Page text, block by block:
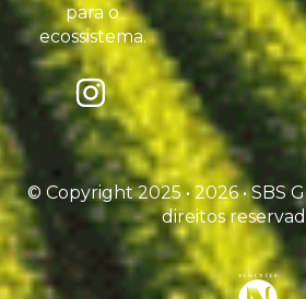
para o
ecossistema.
© Copyright 2025 • 2026 • SBS
direitos